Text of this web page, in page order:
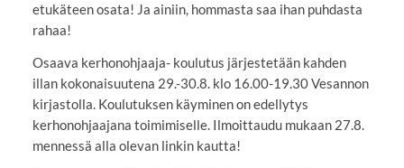
etukäteen osata! Ja ainiin, hommasta saa ihan puhdasta
rahaa!
Osaava kerhonohjaaja- koulutus järjestetään kahden
illan kokonaisuutena 29.-30.8. klo 16.00-19.30 Vesannon
kirjastolla. Koulutuksen käyminen on edellytys
kerhonohjaajana toimimiselle. Ilmoittaudu mukaan 27.8.
mennessä alla olevan linkin kautta!